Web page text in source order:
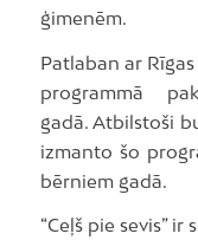
ģimenēm.
Patlaban ar
programmā
gadā. Atbilstoši
izmanto šo
bērniem gadā.
“Ceļš pie sevis”